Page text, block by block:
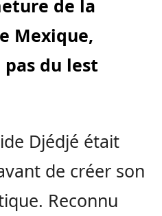
de la
Mexique,
du lest
Djédjé était
de créer son
Reconnu